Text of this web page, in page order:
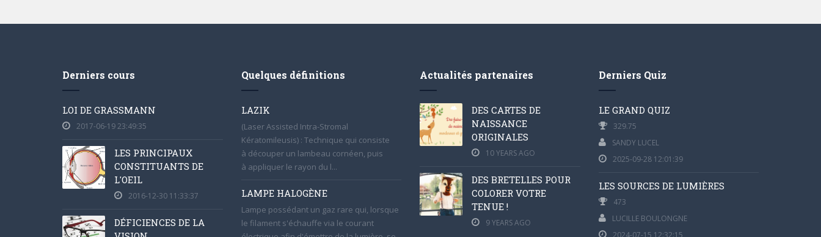
Derniers cours
LOI DE GRASSMANN
2017-06-19 23:49:35
LES PRINCIPAUX
CONSTITUANTS DE
L'OEIL
2016-12-30 11:33:37
DÉFICIENCES DE LA
Quelques définitions
LAZIK
(Laser Assisted Intra-Stromal
Kératomileusis) : Technique qui consiste
à découper un lambeau cornéen, puis
à appliquer le rayon du l...
LAMPE HALOGÈNE
Lampe possédant un gaz rare qui, lorsque
le filament s'échauffe via le courant
Actualités partenaires
DES CARTES DE
NAISSANCE
ORIGINALES
10 YEARS AGO
DES BRETELLES POUR
COLORER VOTRE
TENUE !
9 YEARS AGO
Derniers Quiz
LE GRAND QUIZ
329.75
SANDY LUCEL
2025-09-28 12:01:39
LES SOURCES DE LUMIÈRES
473
LUCILLE BOULONGNE
2024-07-15 12:32:15